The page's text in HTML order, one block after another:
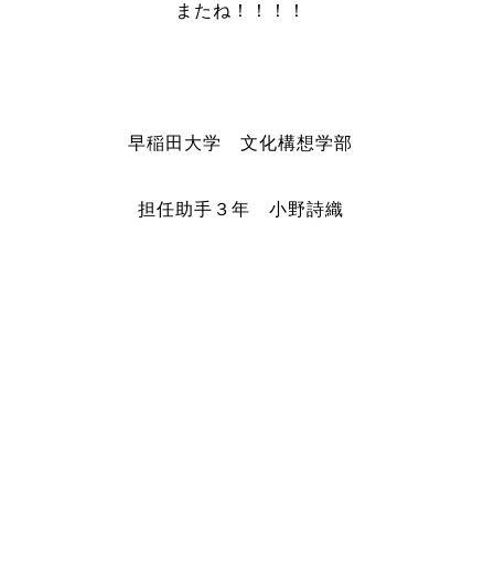
またね！！！！
早稲田大学 文化構想学部
担任助手３年 小野詩織